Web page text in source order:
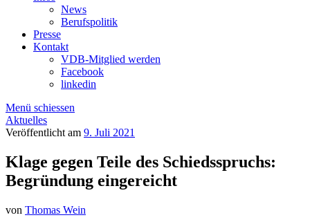
News
Berufspolitik
Presse
Kontakt
VDB-Mitglied werden
Facebook
linkedin
Menü schiessen
Aktuelles
Veröffentlicht am 9. Juli 2021
Klage gegen Teile des Schiedsspruchs:
Begründung eingereicht
von Thomas Wein